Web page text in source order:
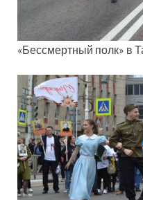
«Бессмертный полк» в